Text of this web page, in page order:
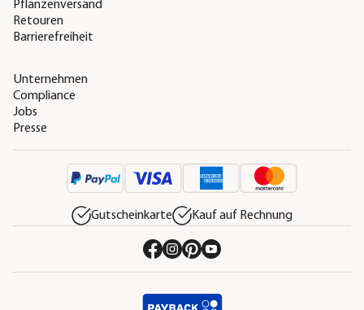
Pflanzenversand
Retouren
Barrierefreiheit
Unternehmen
Compliance
Jobs
Presse
Gutscheinkarte Kauf auf Rechnung